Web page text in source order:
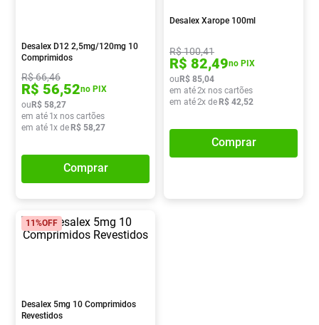
Desalex D12 2,5mg/120mg 10
Comprimidos
R$66,46
R$ 56,52no PIX
ouR$ 58,27
em até 1x nos cartões
em até 1x deR$ 58,27
Comprar
Desalex Xarope 100ml
R$100,41
R$ 82,49no PIX
ouR$ 85,04
em até2x nos cartões
em até2x deR$ 42,52
Comprar
11%OFF
Desalex 5mg 10 Comprimidos
Revestidos
9º Vitamina D